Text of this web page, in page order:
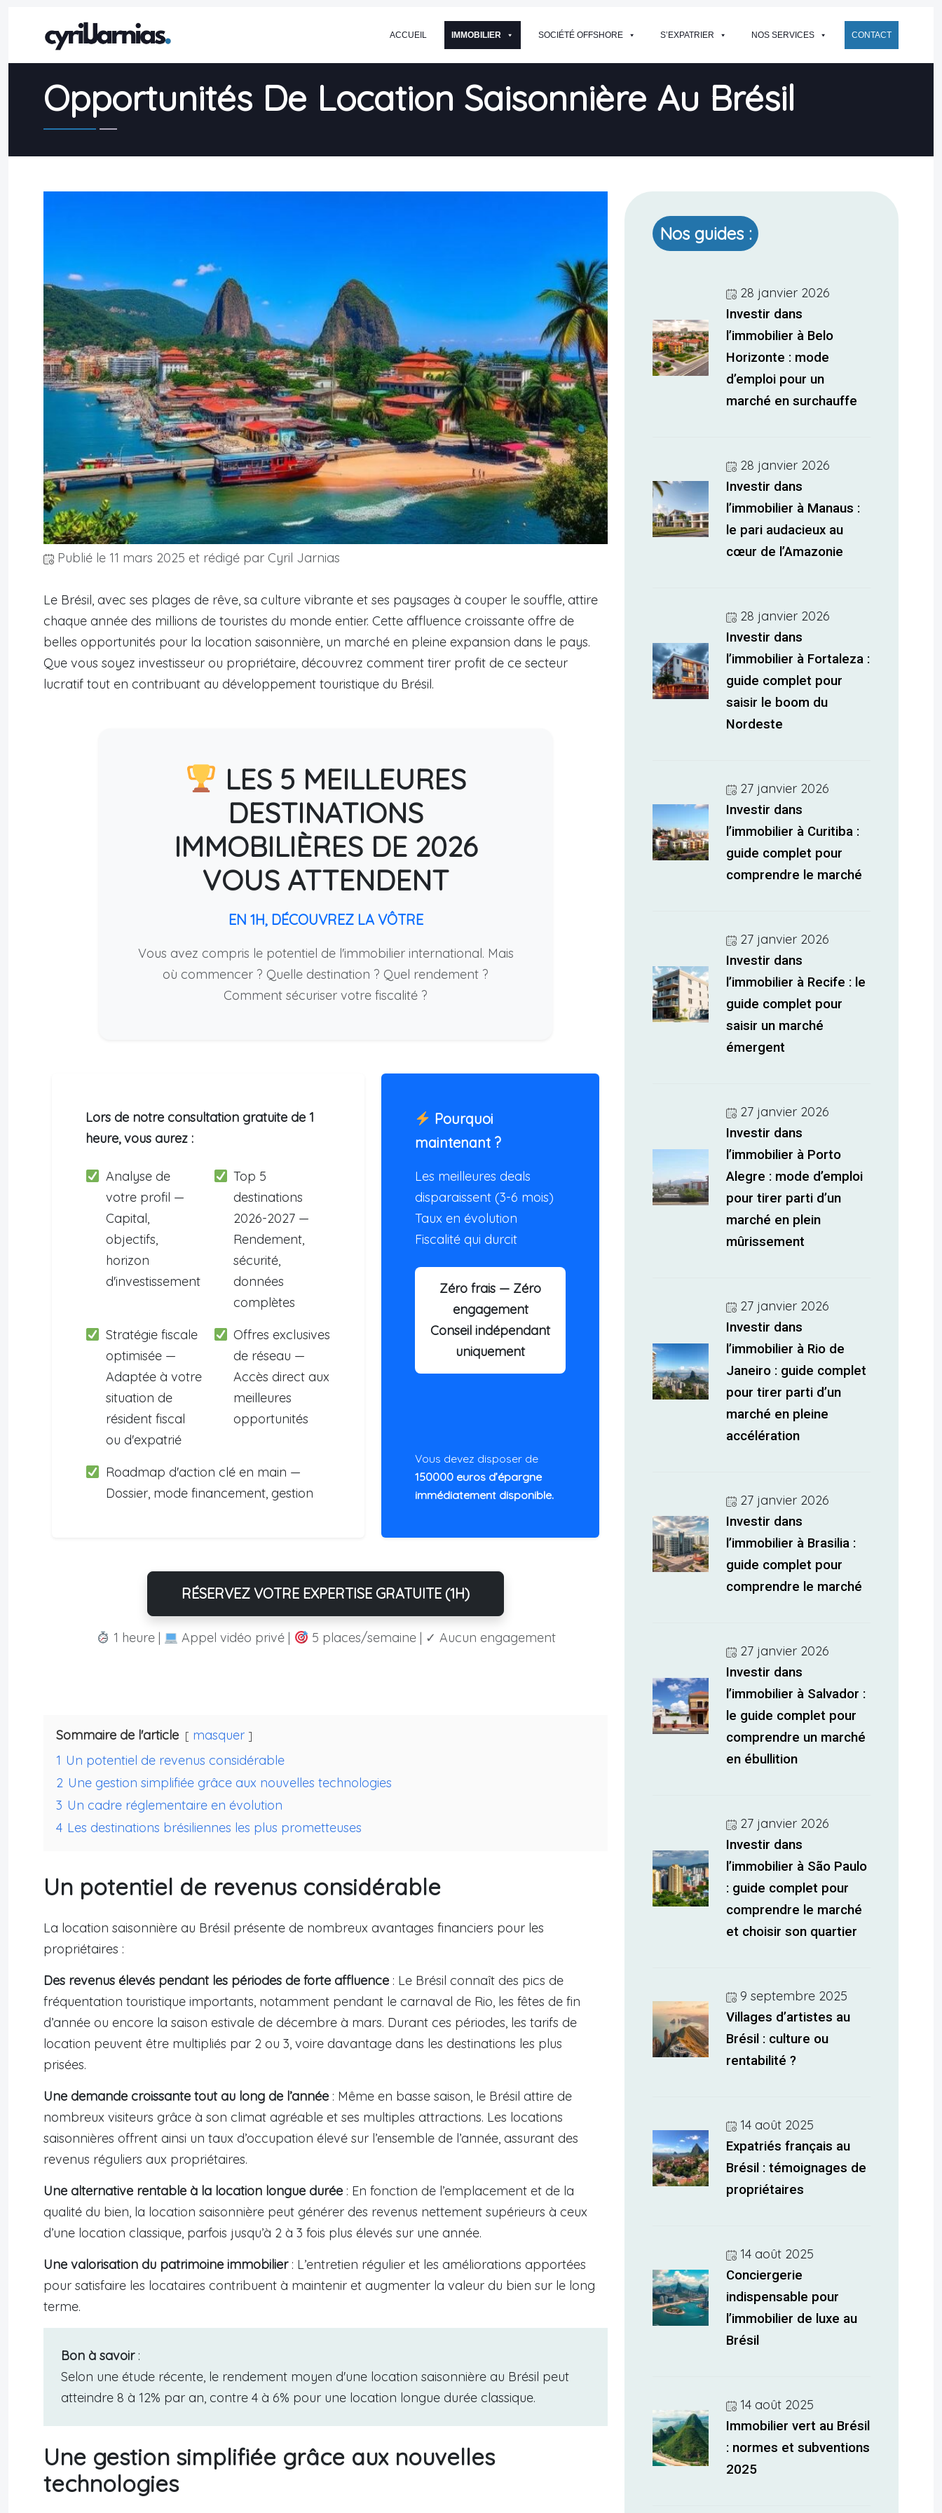
ACCUEIL IMMOBILIER SOCIÉTÉ OFFSHORE S’EXPATRIER NOS SERVICES CONTACT
Opportunités De Location Saisonnière Au Brésil
Publié le 11 mars 2025 et rédigé par Cyril Jarnias
Le Brésil, avec ses plages de rêve, sa culture vibrante et ses paysages à couper le souffle, attire
chaque année des millions de touristes du monde entier. Cette affluence croissante offre de
belles opportunités pour la location saisonnière, un marché en pleine expansion dans le pays.
Que vous soyez investisseur ou propriétaire, découvrez comment tirer profit de ce secteur
lucratif tout en contribuant au développement touristique du Brésil.
LES 5 MEILLEURES
DESTINATIONS
IMMOBILIÈRES DE 2026
VOUS ATTENDENT
EN 1H, DÉCOUVREZ LA VÔTRE
Vous avez compris le potentiel de l'immobilier international. Mais
où commencer ? Quelle destination ? Quel rendement ?
Comment sécuriser votre fiscalité ?
Lors de notre consultation gratuite de 1
heure, vous aurez :
Analyse de
votre profil —
Capital,
objectifs,
horizon
d'investissement
Top 5
destinations
2026-2027 —
Rendement,
sécurité,
données
complètes
Stratégie fiscale
optimisée —
Adaptée à votre
situation de
résident fiscal
ou d'expatrié
Offres exclusives
de réseau —
Accès direct aux
meilleures
opportunités
Roadmap d'action clé en main —
Dossier, mode financement, gestion
Pourquoi
maintenant ?
Les meilleures deals
disparaissent (3-6 mois)
Taux en évolution
Fiscalité qui durcit
Zéro frais — Zéro
engagement
Conseil indépendant
uniquement
Vous devez disposer de
150000 euros d’épargne
immédiatement disponible.
RÉSERVEZ VOTRE EXPERTISE GRATUITE (1H)
1 heure | Appel vidéo privé | 5 places/semaine | ✓ Aucun engagement
Sommaire de l'article
masquer
1 Un potentiel de revenus considérable
2 Une gestion simplifiée grâce aux nouvelles technologies
3 Un cadre réglementaire en évolution
4 Les destinations brésiliennes les plus prometteuses
Un potentiel de revenus considérable
La location saisonnière au Brésil présente de nombreux avantages financiers pour les
propriétaires :
Des revenus élevés pendant les périodes de forte affluence : Le Brésil connaît des pics de
fréquentation touristique importants, notamment pendant le carnaval de Rio, les fêtes de fin
d’année ou encore la saison estivale de décembre à mars. Durant ces périodes, les tarifs de
location peuvent être multipliés par 2 ou 3, voire davantage dans les destinations les plus
prisées.
Une demande croissante tout au long de l’année : Même en basse saison, le Brésil attire de
nombreux visiteurs grâce à son climat agréable et ses multiples attractions. Les locations
saisonnières offrent ainsi un taux d’occupation élevé sur l’ensemble de l’année, assurant des
revenus réguliers aux propriétaires.
Une alternative rentable à la location longue durée : En fonction de l’emplacement et de la
qualité du bien, la location saisonnière peut générer des revenus nettement supérieurs à ceux
d’une location classique, parfois jusqu’à 2 à 3 fois plus élevés sur une année.
Une valorisation du patrimoine immobilier: L’entretien régulier et les améliorations apportées
pour satisfaire les locataires contribuent à maintenir et augmenter la valeur du bien sur le long
terme.
Bon à savoir:
Selon une étude récente, le rendement moyen d'une location saisonnière au Brésil peut
atteindre 8 à 12% par an, contre 4 à 6% pour une location longue durée classique.
Une gestion simplifiée grâce aux nouvelles
technologies
Nos guides :
28 janvier 2026
Investir dans
l’immobilier à Belo
Horizonte : mode
d’emploi pour un
marché en surchauffe
28 janvier 2026
Investir dans
l’immobilier à Manaus :
le pari audacieux au
cœur de l’Amazonie
28 janvier 2026
Investir dans
l’immobilier à Fortaleza :
guide complet pour
saisir le boom du
Nordeste
27 janvier 2026
Investir dans
l’immobilier à Curitiba :
guide complet pour
comprendre le marché
27 janvier 2026
Investir dans
l’immobilier à Recife : le
guide complet pour
saisir un marché
émergent
27 janvier 2026
Investir dans
l’immobilier à Porto
Alegre : mode d’emploi
pour tirer parti d’un
marché en plein
mûrissement
27 janvier 2026
Investir dans
l’immobilier à Rio de
Janeiro : guide complet
pour tirer parti d’un
marché en pleine
accélération
27 janvier 2026
Investir dans
l’immobilier à Brasilia :
guide complet pour
comprendre le marché
27 janvier 2026
Investir dans
l’immobilier à Salvador :
le guide complet pour
comprendre un marché
en ébullition
27 janvier 2026
Investir dans
l’immobilier à São Paulo
: guide complet pour
comprendre le marché
et choisir son quartier
9 septembre 2025
Villages d’artistes au
Brésil : culture ou
rentabilité ?
14 août 2025
Expatriés français au
Brésil : témoignages de
propriétaires
14 août 2025
Conciergerie
indispensable pour
l’immobilier de luxe au
Brésil
14 août 2025
Immobilier vert au Brésil
: normes et subventions
2025